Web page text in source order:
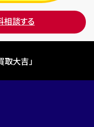
相談する
大吉」